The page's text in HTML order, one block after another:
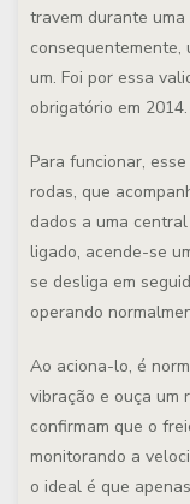
travem durante
consequentemente,
um. Foi por essa
obrigatório em 2014.
Para funcionar,
rodas, que
dados a uma
ligado, acende-se
se desliga em
operando
Ao aciona-lo, é
vibração e ouça um
confirmam que o
monitorando a
o ideal é que